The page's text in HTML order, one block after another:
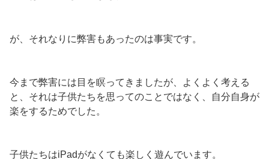
が、それなりに弊害もあったのは事実です。
今まで弊害には目を瞑ってきましたが、よくよく考える
と、それは子供たちを思ってのことではなく、自分自身が
楽をするためでした。
子供たちはiPadがなくても楽しく遊んでいます。